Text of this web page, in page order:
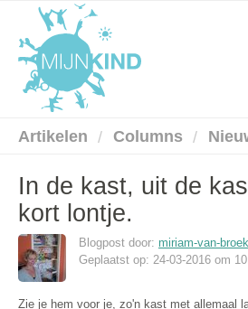
Artikelen Columns
In de kast, uit de
kort lontje.
Blogpost door: miriam-van-
Geplaatst op: 24-03-2016 om
Zie je hem voor je, zo'n kast met allemaal